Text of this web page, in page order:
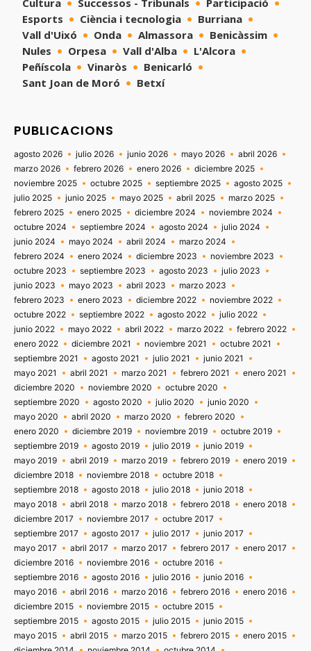
Cultura
Successos - Tribunals
Participació
Esports
Ciència i tecnologia
Burriana
Vall d'Uixó
Onda Almassora
Benicàssim
Nules
Orpesa Vall d'Alba
L'Alcora
Peñíscola
Vinaròs
Benicarló
Sant Joan de Moró
Betxí
PUBLICACIONS
agosto 2026 julio 2026 junio 2026 mayo 2026
abril 2026
marzo 2026
febrero 2026 enero 2026
diciembre 2025
noviembre 2025
octubre 2025 septiembre 2025
agosto 2025
julio 2025
junio 2025 mayo 2025 abril 2025
marzo 2025
febrero 2025
enero 2025 diciembre 2024
noviembre 2024
octubre 2024
septiembre 2024 agosto 2024
julio 2024
junio 2024
mayo 2024 abril 2024
marzo 2024
febrero 2024
enero 2024 diciembre 2023
noviembre 2023
octubre 2023
septiembre 2023 agosto 2023
julio 2023
junio 2023
mayo 2023 abril 2023
marzo 2023
febrero 2023
enero 2023 diciembre 2022
noviembre 2022
octubre 2022
septiembre 2022 agosto 2022
julio 2022
junio 2022
mayo 2022 abril 2022 marzo 2022
febrero 2022
enero 2022
diciembre 2021 noviembre 2021
octubre 2021
septiembre 2021
agosto 2021 julio 2021
junio 2021
mayo 2021
abril 2021 marzo 2021 febrero 2021
enero 2021
diciembre 2020
noviembre 2020
octubre 2020
septiembre 2020
agosto 2020 julio 2020
junio 2020
mayo 2020
abril 2020 marzo 2020
febrero 2020
enero 2020
diciembre 2019 noviembre 2019
octubre 2019
septiembre 2019
agosto 2019 julio 2019
junio 2019
mayo 2019
abril 2019 marzo 2019 febrero 2019
enero 2019
diciembre 2018
noviembre 2018
octubre 2018
septiembre 2018
agosto 2018 julio 2018
junio 2018
mayo 2018
abril 2018 marzo 2018 febrero 2018
enero 2018
diciembre 2017
noviembre 2017
octubre 2017
septiembre 2017
agosto 2017 julio 2017
junio 2017
mayo 2017
abril 2017 marzo 2017 febrero 2017
enero 2017
diciembre 2016
noviembre 2016
octubre 2016
septiembre 2016
agosto 2016 julio 2016
junio 2016
mayo 2016
abril 2016 marzo 2016 febrero 2016
enero 2016
diciembre 2015
noviembre 2015
octubre 2015
septiembre 2015
agosto 2015 julio 2015
junio 2015
mayo 2015
abril 2015 marzo 2015 febrero 2015
enero 2015